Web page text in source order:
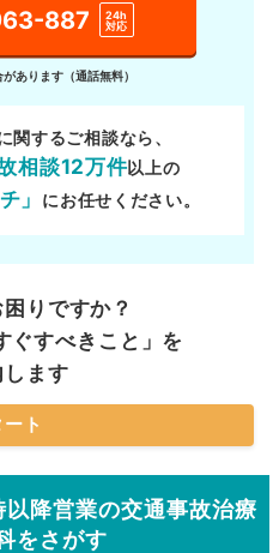
887
24h
対応
あります（通話無料）
関するご相談なら、
相談12万件以上の
」 にお任せください。
りですか？
ぐすべきこと」を
します
ート
降営業の交通事故治療
をさがす